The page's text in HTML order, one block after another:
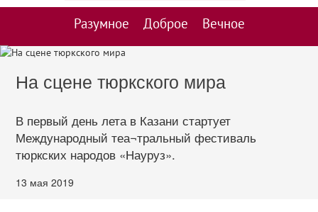
Разумное Доброе Вечное
На сцене тюркского мира
В первый день лета в Казани стартует
Международный теа¬тральный фестиваль
тюркских народов «Науруз».
13 мая 2019